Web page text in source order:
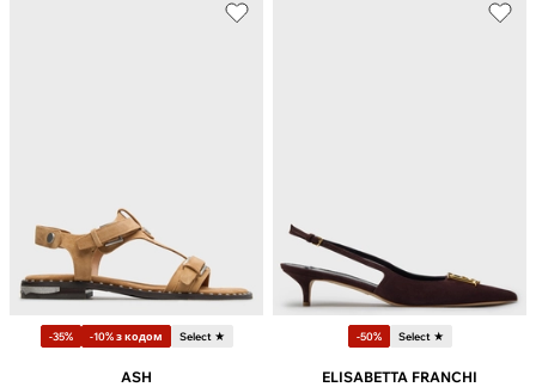
-35% -10% з кодом Select ★
ASH
-50% Select ★
ELISABETTA FRANCHI